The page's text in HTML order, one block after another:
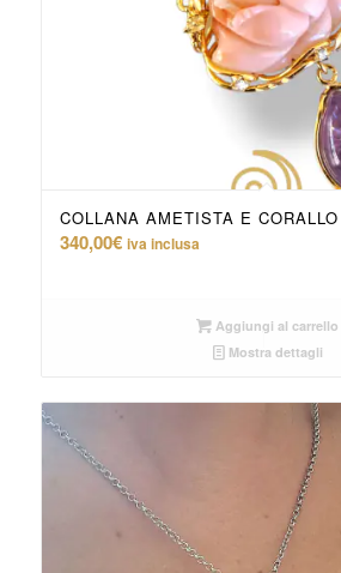
COLLANA AMETISTA E
340,00€ iva inclusa
Aggiungi al carrello
Mostra dettagli